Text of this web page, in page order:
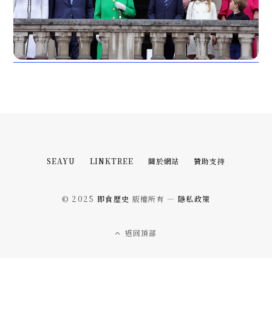
SEAYU LINKTREE 關於網站 贊助支持
© 2025 即食歷史 版權所有 — 隱私政策
返回頂部